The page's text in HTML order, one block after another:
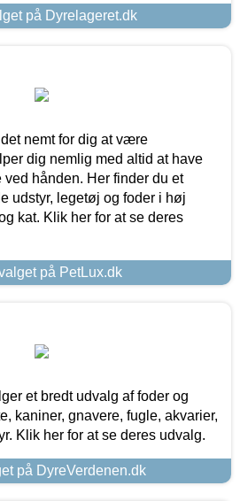
på Dyrelageret.dk
nemt for dig at være
dig nemlig med altid at have
ved hånden. Her finder du et
udstyr, legetøj og foder i høj
kat. Klik her for at se deres
på PetLux.dk
et bredt udvalg af foder og
kaniner, gnavere, fugle, akvarier,
Klik her for at se deres udvalg.
på DyreVerdenen.dk